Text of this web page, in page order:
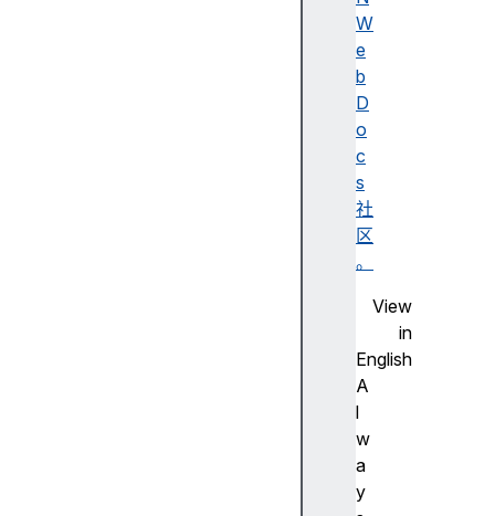
W
e
b
D
o
c
s
社
区
。
View
in
English
A
l
w
a
y